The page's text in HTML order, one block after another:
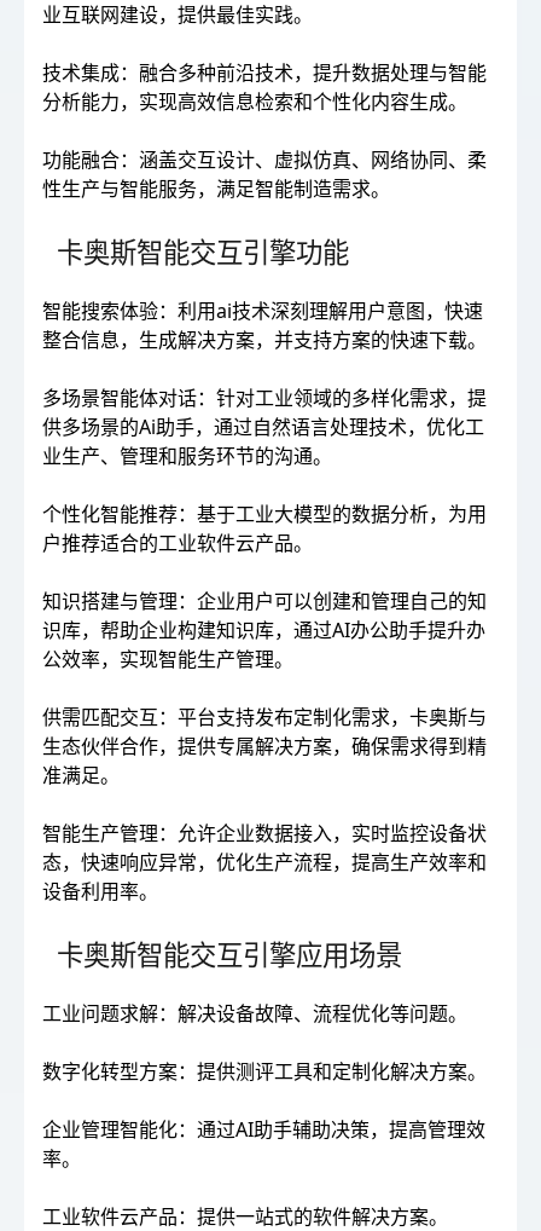
业互联网建设，提供最佳实践。
技术集成：融合多种前沿技术，提升数据处理与智能
分析能力，实现高效信息检索和个性化内容生成。
功能融合：涵盖交互设计、虚拟仿真、网络协同、柔
性生产与智能服务，满足智能制造需求。
卡奥斯智能交互引擎功能
智能搜索体验：利用ai技术深刻理解用户意图，快速
整合信息，生成解决方案，并支持方案的快速下载。
多场景智能体对话：针对工业领域的多样化需求，提
供多场景的Ai助手，通过自然语言处理技术，优化工
业生产、管理和服务环节的沟通。
个性化智能推荐：基于工业大模型的数据分析，为用
户推荐适合的工业软件云产品。
知识搭建与管理：企业用户可以创建和管理自己的知
识库，帮助企业构建知识库，通过AI办公助手提升办
公效率，实现智能生产管理。
供需匹配交互：平台支持发布定制化需求，卡奥斯与
生态伙伴合作，提供专属解决方案，确保需求得到精
准满足。
智能生产管理：允许企业数据接入，实时监控设备状
态，快速响应异常，优化生产流程，提高生产效率和
设备利用率。
卡奥斯智能交互引擎应用场景
工业问题求解：解决设备故障、流程优化等问题。
数字化转型方案：提供测评工具和定制化解决方案。
企业管理智能化：通过AI助手辅助决策，提高管理效
率。
工业软件云产品：提供一站式的软件解决方案。